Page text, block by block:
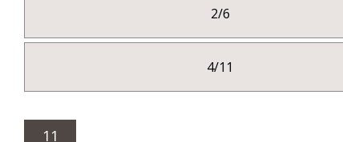
2/6
4/11
11